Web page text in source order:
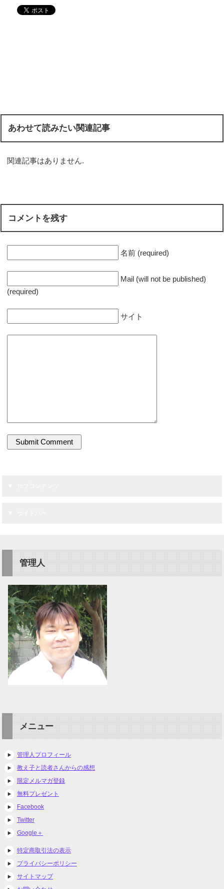
あわせて読みたい関連記事
関連記事はありません.
コメントを残す
名前 (required)
Mail (will not be published)
(required)
サイト
管理人
メニュー
管理人プロフィール
教え子と読者さんからの感想
限定メルマガ登録
無料プレゼント
Facebook
Twitter
Google＋
特定商取引法の表示
プライバシーポリシー
サイトマップ